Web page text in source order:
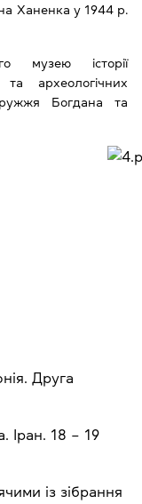
Ханенка у 1944 р.
музею історії
археологічних
Богдана та
Друга
Іран. 18 – 19
із зібрання